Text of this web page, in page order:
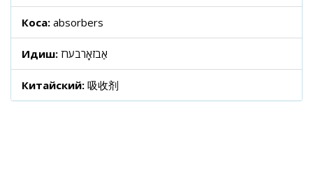
Коса: absorbers
Идиш: אַבזאָרבערז
Китайский: 吸收剂